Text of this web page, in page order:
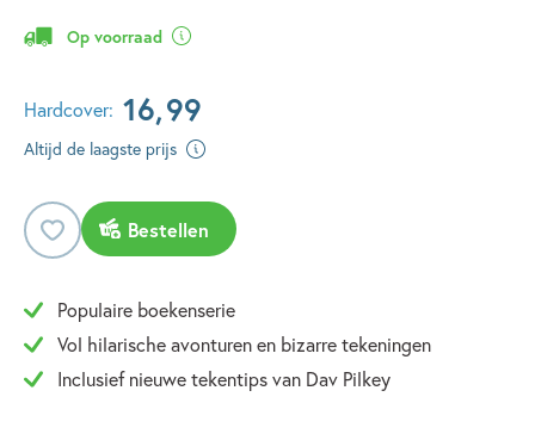
Op voorraad
Hardcover: 16,99
Altijd de laagste prijs
Bestellen
Populaire boekenserie
Vol hilarische avonturen en bizarre tekeningen
Inclusief nieuwe tekentips van Dav Pilkey